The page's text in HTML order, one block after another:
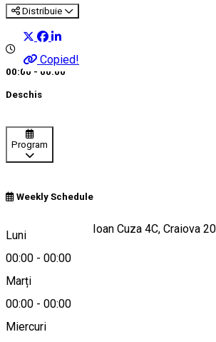
Distribuie
Copied!
00:00 - 00:00
Deschis
Program
Weekly Schedule
Luni
00:00 - 00:00
Marți
00:00 - 00:00
Miercuri
Strada Alexandru Ioan Cuza 4C, Craiova
Hartă